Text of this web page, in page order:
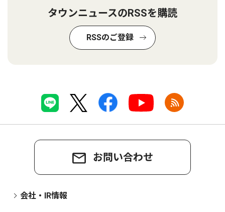
タウンニュースのRSSを購読
RSSのご登録
お問い合わせ
会社・IR情報